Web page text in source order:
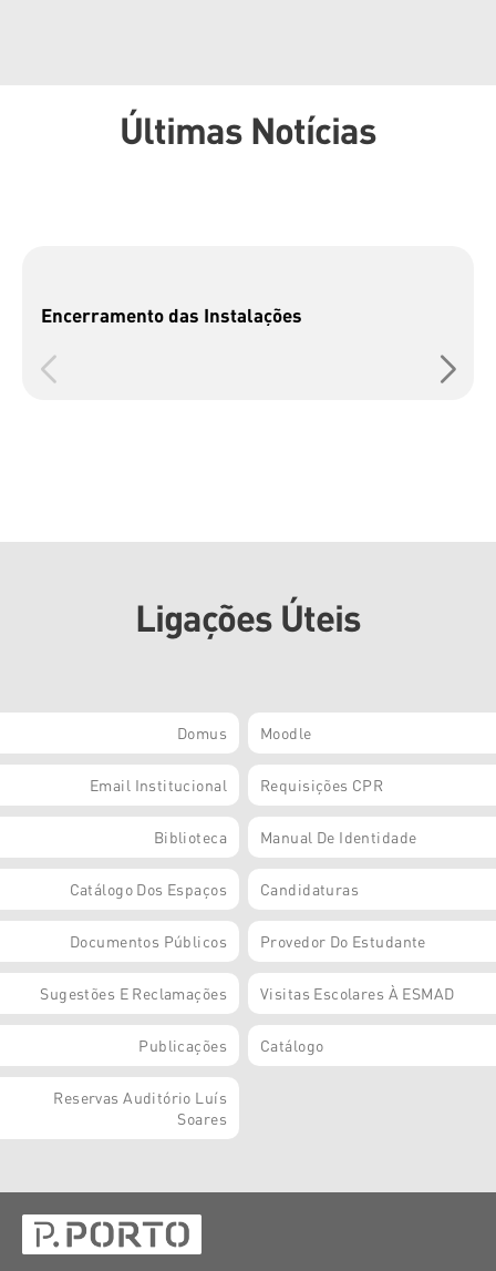
Últimas Notícias
Encerramento das Instalações
Ligações Úteis
Domus Moodle
Email Institucional Requisições CPR
Biblioteca Manual De Identidade
Catálogo Dos Espaços Candidaturas
Documentos Públicos Provedor Do Estudante
Sugestões E Reclamações Visitas Escolares À ESMAD
Publicações Catálogo
Reservas Auditório Luís
Soares